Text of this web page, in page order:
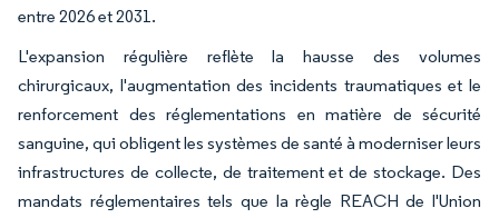
entre 2026 et 2031.
L'expansion régulière reflète la hausse des volumes
chirurgicaux, l'augmentation des incidents traumatiques et le
renforcement des réglementations en matière de sécurité
sanguine, qui obligent les systèmes de santé à moderniser leurs
infrastructures de collecte, de traitement et de stockage. Des
mandats réglementaires tels que la règle REACH de l'Union